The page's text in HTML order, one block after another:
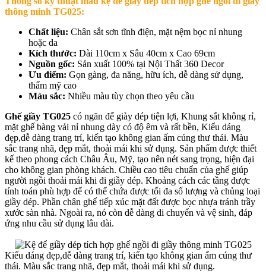
thông minh TG025:
Chất liệu: Chân sắt sơn tĩnh điện, mặt nệm bọc nỉ nhung
hoặc da
Kích thước: Dài 110cm x Sâu 40cm x Cao 69cm
Nguồn gốc: Sản xuất 100% tại Nội Thất 360 Decor
Ưu điểm: Gọn gàng, đa năng, hữu ích, dễ dàng sử dụng,
thẩm mỹ cao
Màu sắc: Nhiều màu tùy chọn theo yêu cầu
Ghế giầy TG025 có ngăn để giày dép tiện lợi, Khung sắt không rỉ,
mặt ghế bàng vải nỉ nhung dày có độ êm và rất bền, Kiểu dáng
đẹp,dễ dàng trang trí, kiến tạo không gian ấm cúng thư thái. Màu
sắc trang nhã, đẹp mắt, thoải mái khi sử dụng. Sản phẩm được thiết
kế theo phong cách Châu Âu, Mỹ, tạo nên nét sang trọng, hiện đại
cho không gian phòng khách. Chiều cao tiêu chuẩn của ghế giúp
người ngồi thoải mái khi đi giầy dép. Khoảng cách các tầng được
tính toán phù hợp để có thể chứa được tối đa số lượng và chủng loại
giầy dép. Phần chân ghế tiếp xúc mặt đất được bọc nhựa tránh trầy
xước sàn nhà. Ngoài ra, nó còn dễ dàng di chuyển và vệ sinh, đáp
ứng nhu cầu sử dụng lâu dài.
Kiểu dáng đẹp,dễ dàng trang trí, kiến tạo không gian ấm cúng thư
thái. Màu sắc trang nhã, đẹp mắt, thoải mái khi sử dụng.